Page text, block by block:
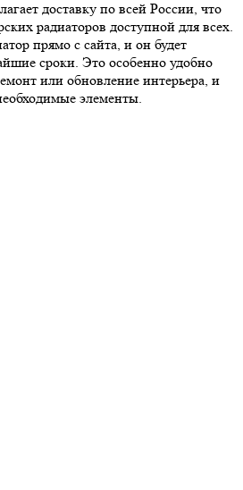
доставку по всей России, что
радиаторов доступной для всех.
прямо с сайта, и он будет
сроки. Это особенно удобно
или обновление интерьера, и
элементы.